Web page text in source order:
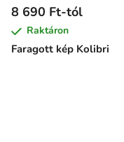
Faragott kép Kolibri
8 690 Ft-tól
Raktáron